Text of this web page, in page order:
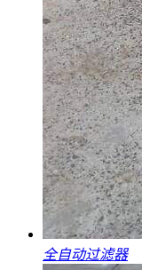
全自动过滤器